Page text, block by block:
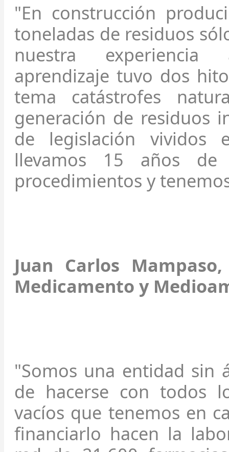
"En construcción
toneladas de residuos
nuestra experiencia
aprendizaje tuvo dos
tema catástrofes
generación de residuos
de legislación vividos
llevamos 15 años
procedimientos y
Juan Carlos
Medicamento y
"Somos una entidad sin
de hacerse con todos
vacíos que tenemos en
financiarlo hacen la